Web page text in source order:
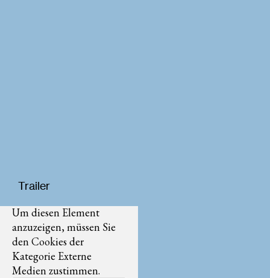
Trailer
Um diesen Element
anzuzeigen, müssen Sie
den Cookies der
Kategorie Externe
Medien zustimmen.